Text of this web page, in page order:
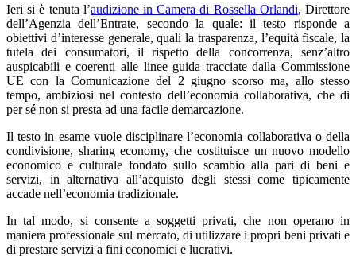
Ieri si è tenuta l’audizione in Camera di Rossella Orlandi, Direttore
dell’Agenzia dell’Entrate, secondo la quale: il testo risponde a
obiettivi d’interesse generale, quali la trasparenza, l’equità fiscale, la
tutela dei consumatori, il rispetto della concorrenza, senz’altro
auspicabili e coerenti alle linee guida tracciate dalla Commissione
UE con la Comunicazione del 2 giugno scorso ma, allo stesso
tempo, ambiziosi nel contesto dell’economia collaborativa, che di
per sé non si presta ad una facile demarcazione.
Il testo in esame vuole disciplinare l’economia collaborativa o della
condivisione, sharing economy, che costituisce un nuovo modello
economico e culturale fondato sullo scambio alla pari di beni e
servizi, in alternativa all’acquisto degli stessi come tipicamente
accade nell’economia tradizionale.
In tal modo, si consente a soggetti privati, che non operano in
maniera professionale sul mercato, di utilizzare i propri beni privati e
di prestare servizi a fini economici e lucrativi.